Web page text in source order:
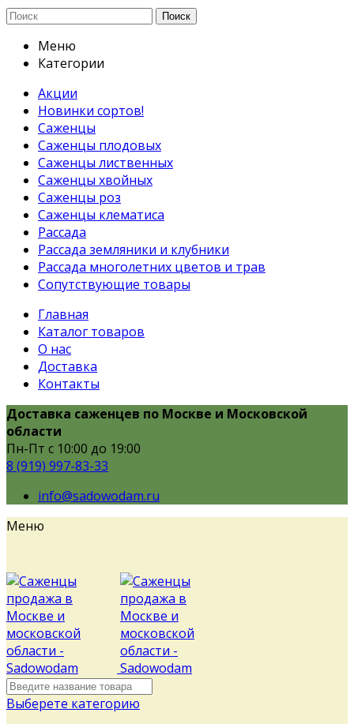
Поиск
Меню
Категории
Акции
Новинки сортов!
Саженцы
Саженцы плодовых
Саженцы лиственных
Саженцы хвойных
Саженцы роз
Саженцы клематиса
Рассада
Рассада земляники и клубники
Рассада многолетних цветов и трав
Сопутствующие товары
Главная
Каталог товаров
О нас
Доставка
Контакты
Доставка саженцев по Москве и Московской
области
Пн-Пт с 10:00 до 19:00
8 (919) 997-83-33
info@sadowodam.ru
Меню
Выберете категорию